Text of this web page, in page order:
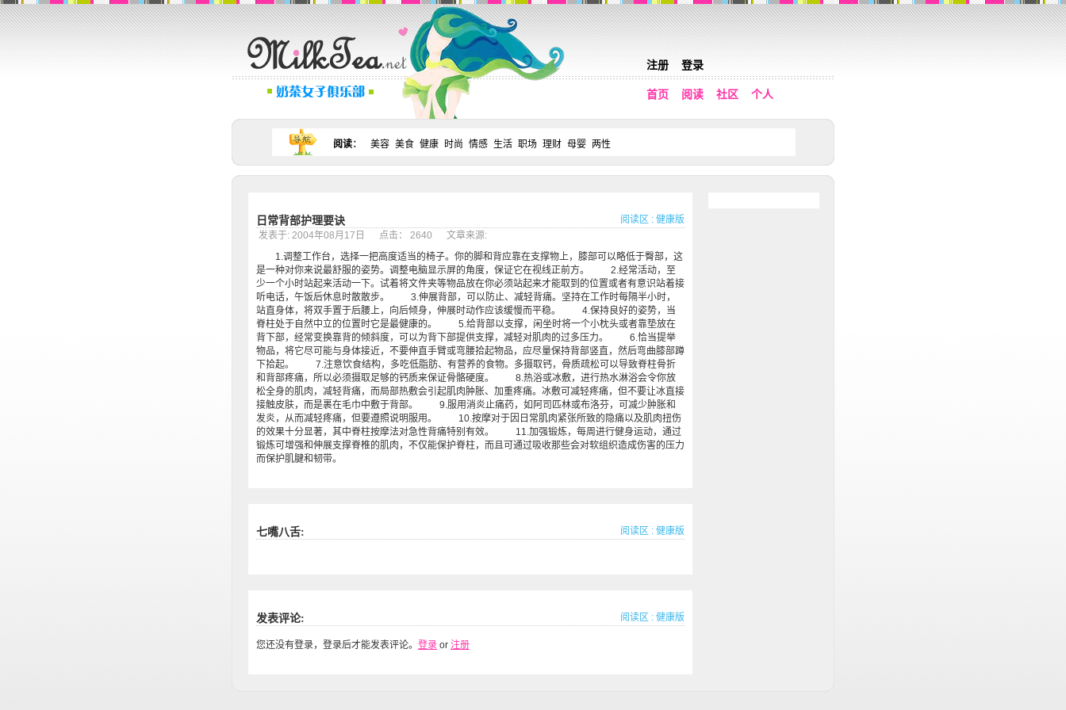
注册 登录
首页 阅读 社区 个人
阅读： 美容 美食 健康 时尚 情感 生活 职场 理财 母婴 两性
日常背部护理要诀 阅读区 : 健康版
发表于: 2004年08月17日 点击： 2640 文章来源:
1.调整工作台，选择一把高度适当的椅子。你的脚和背应靠在支撑物上，膝部可以略低于臀部，这
是一种对你来说最舒服的姿势。调整电脑显示屏的角度，保证它在视线正前方。 2.经常活动，至
少一个小时站起来活动一下。试着将文件夹等物品放在你必须站起来才能取到的位置或者有意识站着接
听电话，午饭后休息时散散步。 3.伸展背部，可以防止、减轻背痛。坚持在工作时每隔半小时，
站直身体，将双手置于后腰上，向后倾身，伸展时动作应该缓慢而平稳。 4.保持良好的姿势，当
脊柱处于自然中立的位置时它是最健康的。 5.给背部以支撑，闲坐时将一个小枕头或者靠垫放在
背下部，经常变换靠背的倾斜度，可以为背下部提供支撑，减轻对肌肉的过多压力。 6.恰当提举
物品，将它尽可能与身体接近，不要伸直手臂或弯腰拾起物品，应尽量保持背部竖直，然后弯曲膝部蹲
下拾起。 7.注意饮食结构，多吃低脂肪、有营养的食物。多摄取钙，骨质疏松可以导致脊柱骨折
和背部疼痛，所以必须摄取足够的钙质来保证骨骼硬度。 8.热浴或冰敷，进行热水淋浴会令你放
松全身的肌肉，减轻背痛，而局部热敷会引起肌肉肿胀、加重疼痛。冰敷可减轻疼痛，但不要让冰直接
接触皮肤，而是裹在毛巾中敷于背部。 9.服用消炎止痛药，如阿司匹林或布洛芬，可减少肿胀和
发炎，从而减轻疼痛，但要遵照说明服用。 10.按摩对于因日常肌肉紧张所致的隐痛以及肌肉扭伤
的效果十分显著，其中脊柱按摩法对急性背痛特别有效。 11.加强锻炼，每周进行健身运动，通过
锻炼可增强和伸展支撑脊椎的肌肉，不仅能保护脊柱，而且可通过吸收那些会对软组织造成伤害的压力
而保护肌腱和韧带。
七嘴八舌: 阅读区 : 健康版
发表评论: 阅读区 : 健康版
您还没有登录，登录后才能发表评论。 登录 or 注册